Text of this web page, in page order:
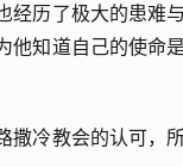
历了极大的患难
知道自己的使命
冷教会的认可，